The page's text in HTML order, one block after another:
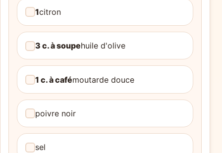
1citron
3 c. à soupehuile d'olive
1 c. à cafémoutarde douce
poivre noir
sel